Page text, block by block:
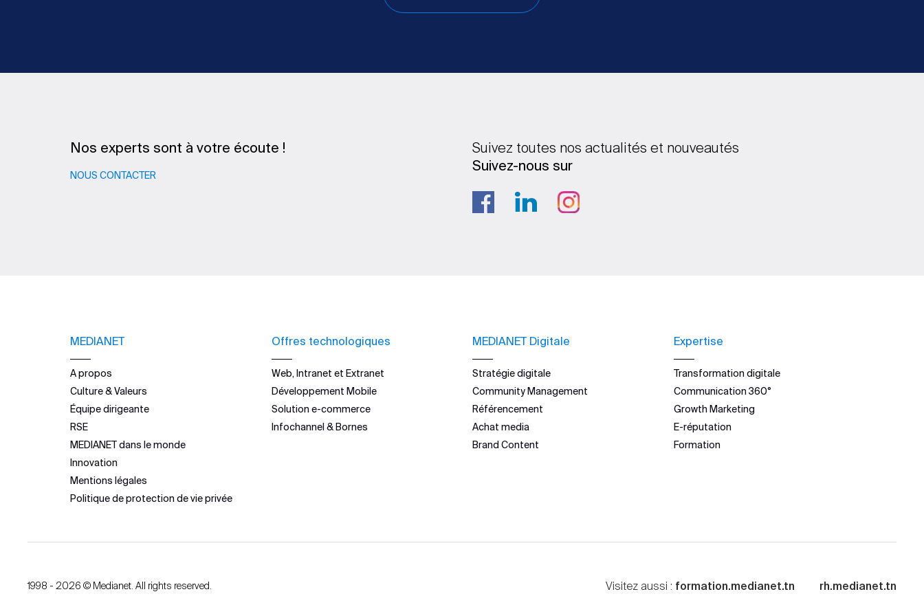
Nos experts sont à votre écoute !
NOUS CONTACTER
Suivez toutes nos actualités et nouveautés
Suivez-nous sur
MEDIANET
A propos
Culture & Valeurs
Équipe dirigeante
RSE
MEDIANET dans le monde
Innovation
Mentions légales
Politique de protection de vie privée
Offres technologiques
Web, Intranet et Extranet
Développement Mobile
Solution e-commerce
Infochannel & Bornes
MEDIANET Digitale
Stratégie digitale
Community Management
Référencement
Achat media
Brand Content
Expertise
Transformation digitale
Communication 360°
Growth Marketing
E-réputation
Formation
Visitez aussi : formation.medianet.tn rh.medianet.tn
1998 - 2026 © Medianet. All rights reserved.